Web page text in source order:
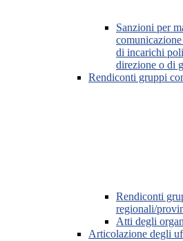
Sanzioni per
di incarichi
direzione o di
Rendiconti gruppi
Rendiconti
regionali/
Atti degli
Articolazione degli